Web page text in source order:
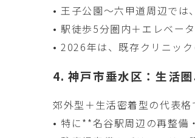
• 王子公園〜六甲道周辺では
• 駅徒歩5分圏内＋エレベー
• 2026年は、既存クリニッ
4. 神戸市垂水区：生活
郊外型＋生活密着型の代表
• 特に**名谷駅周辺の再整備